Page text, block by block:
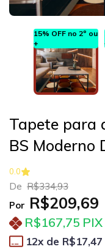
15% OFF no 2º ou
+
Tapete para
BS Moderno
0.0
De R$334,93
Por R$209,69
R$167,75
12x de R$17,47